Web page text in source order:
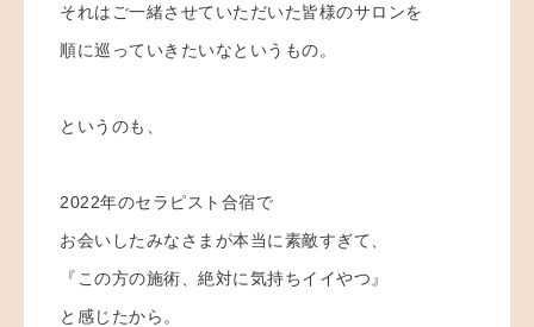
それはご一緒させていただいた皆様のサロンを
順に巡っていきたいなというもの。
というのも、
2022年のセラピスト合宿で
お会いしたみなさまが本当に素敵すぎて、
『この方の施術、絶対に気持ちイイやつ』
と感じたから。